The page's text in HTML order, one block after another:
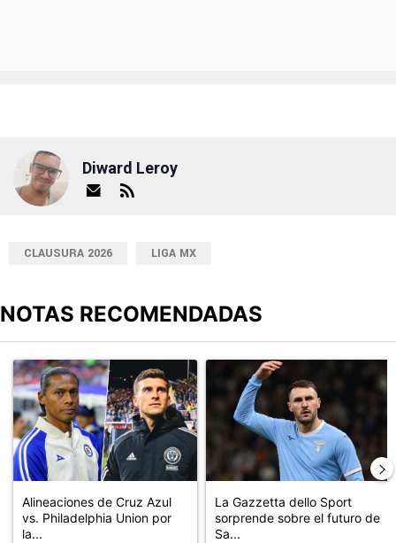
Diward Leroy
CLAUSURA 2026 LIGA MX
NOTAS RECOMENDADAS
Un artículo de tendencia con el título "Alineaciones de Cruz Azul
Alineaciones de Cruz Azul
vs. Philadelphia Union por
la...
Un artículo de tendencia con
La Gazzetta dello Sport
sorprende sobre el futuro de
Sa...